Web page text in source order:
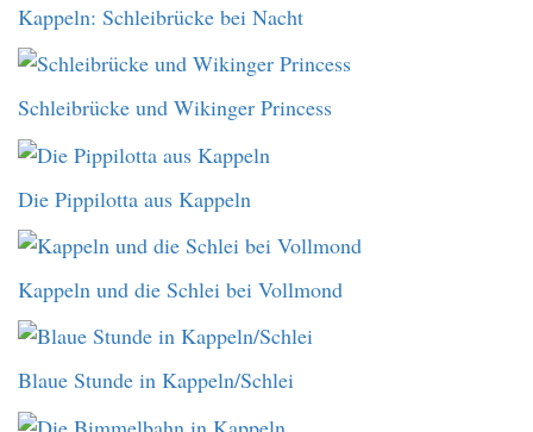
Kappeln: Schleibrücke bei Nacht
Schleibrücke und Wikinger Princess
Die Pippilotta aus Kappeln
Kappeln und die Schlei bei Vollmond
Blaue Stunde in Kappeln/Schlei